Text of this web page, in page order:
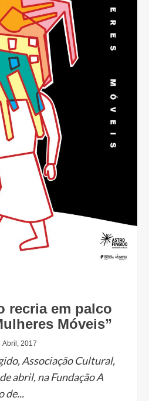
recria em palco
Móveis”
Abril, 2017
Associação Cultural,
abril, na Fundação A
de...